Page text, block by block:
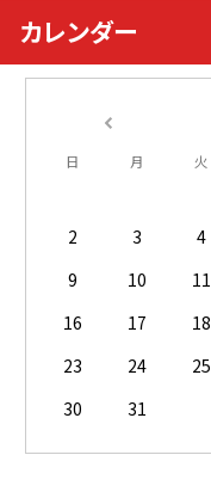
カレンダー
日 月 火
2
3 4
9
10 11
16
17 18
23
24 25
30
31